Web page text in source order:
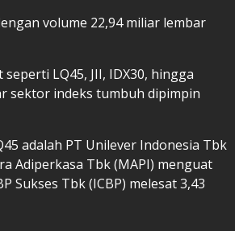
volume 22,94 miliar lembar
LQ45, JII, IDX30, hingga
sektor indeks tumbuh dipimpin
adalah PT Unilever Indonesia Tbk
Adiperkasa Tbk (MAPI) menguat
Sukses Tbk (ICBP) melesat 3,43